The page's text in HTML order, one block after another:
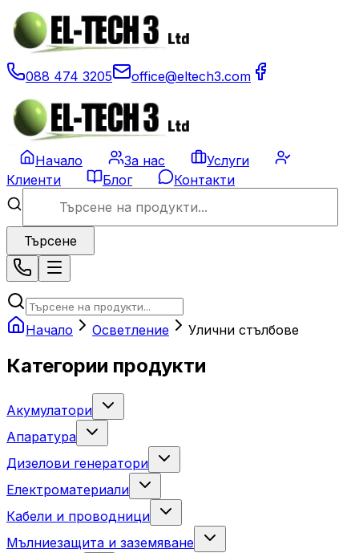
088 474 3205 office@eltech3.com
Начало За нас
Услуги
Клиенти
Блог Контакти
Търсене
Начало Осветление Улични стълбове
Категории продукти
Акумулатори
Апаратура
Дизелови генератори
Електроматериали
Кабели и проводници
Мълниезащита и заземяване